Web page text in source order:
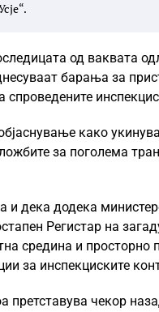
од ваквата
барања за
спроведените
како
за поголема
и дека додека
Регистар на
средина и
за инспекциските
претставува чекор